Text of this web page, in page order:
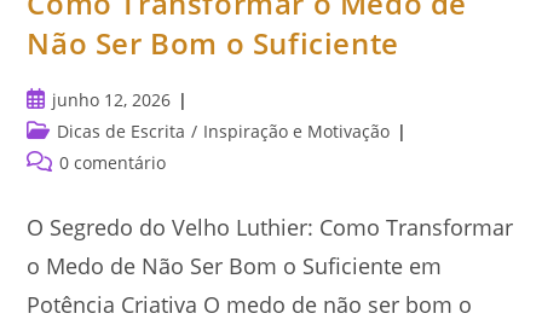
Não Ser Bom o Suficiente
Post
publicado:
junho 12, 2026
Categoria
do
Dicas de Escrita / Inspiração e Motivação
Comentários
0 comentário
O Segredo do Velho Luthier: Como Transformar
o Medo de Não Ser Bom o Suficiente em
Potência Criativa O medo de não ser bom o